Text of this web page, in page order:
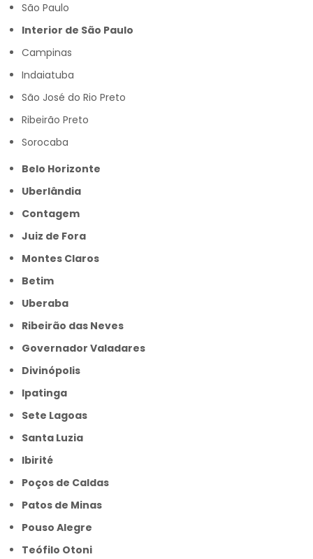
São Paulo
Interior de São Paulo
Campinas
Indaiatuba
São José do Rio Preto
Ribeirão Preto
Sorocaba
Belo Horizonte
Uberlândia
Contagem
Juiz de Fora
Montes Claros
Betim
Uberaba
Ribeirão das Neves
Governador Valadares
Divinópolis
Ipatinga
Sete Lagoas
Santa Luzia
Ibirité
Poços de Caldas
Patos de Minas
Pouso Alegre
Teófilo Otoni